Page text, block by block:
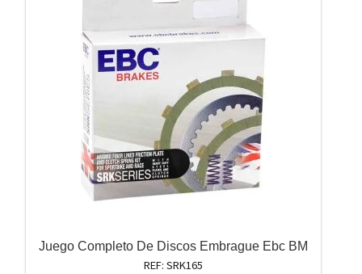
Juego Completo De Discos Embrague Ebc BM
REF: SRK165